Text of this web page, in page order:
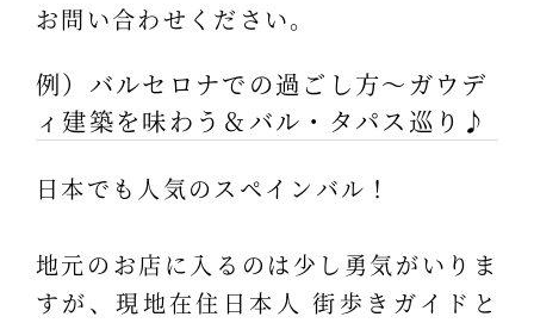
お問い合わせください。
例）バルセロナでの過ごし方～ガウデ
ィ建築を味わう＆バル・タパス巡り♪
日本でも人気のスペインバル！
地元のお店に入るのは少し勇気がいりま
すが、現地在住日本人 街歩きガイドと